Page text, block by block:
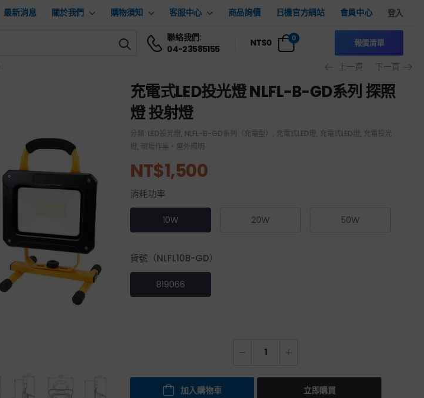
最新消息 關於我們 購物須知 客服中心 商品詢價 日機官方網站 會員中心 登入
聯絡我們:
04-23585155
NT$0 0 報價清單
上一頁 下一頁
充電式LED投光燈 NLFL-B-GD系列 探照
燈 投射燈
分類: LED投光燈, NLFL-B-GD系列（充電型） , 充電式LED燈, 充電式LED燈, 充電投光
燈, 現場作業・屋外照明
NT$1,500
消耗功率
10W 20W 50W
貨號（NLFL10B-GD）
819066
加入購物車 立即購買